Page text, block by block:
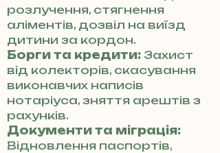
розлучення, стягнення
аліментів, дозвіл на виїзд
дитини за кордон.
Борги та кредити: Захист
від колекторів, скасування
виконавчих написів
нотаріуса, зняття арештів з
рахунків.
Документи та міграція:
Відновлення паспортів,